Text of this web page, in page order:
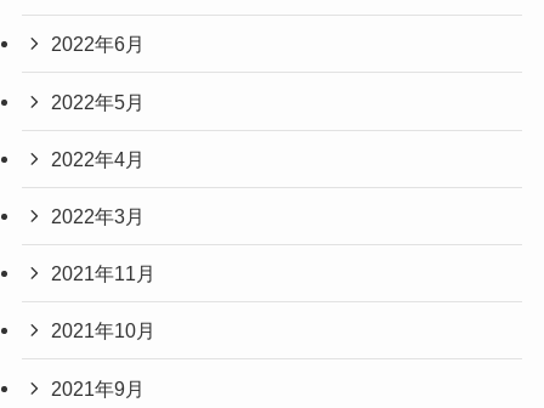
2022年6月
2022年5月
2022年4月
2022年3月
2021年11月
2021年10月
2021年9月